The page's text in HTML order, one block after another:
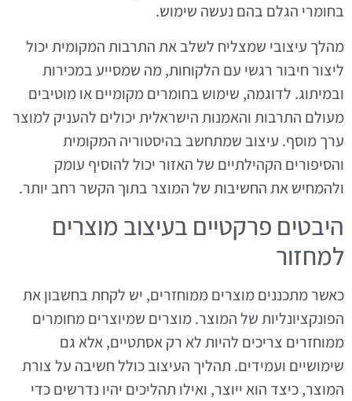
בחומרי הגלם בהם נעשה שימוש.
מהלך עיצובי שמצליח לשלב את התרבות המקומית יכול
ליצור חיבור רגשי עם הלקוחות, מה שמסייע במכירות
ובמיתוג. לדוגמה, שימוש בחומרים מקומיים או מוטיבים
מעולם התרבות והאמנות הישראלית יכולים להעניק למוצר
ערך מוסף. עיצוב שמתחשב בהיסטוריה המקומית
והסיפורים הקהילתיים של האזור יכול להוסיף עומק
ולהמחיש את החשיבות של המוצר בתוך הקשר רחב יותר.
היבטים פרקטיים בעיצוב מוצרים
למחזור
כאשר מתכננים מוצרים ממוחזרים, יש לקחת בחשבון את
הפונקציונליות של המוצר. מוצרים שמיוצרים מחומרים
ממוחזרים צריכים להיות לא רק אסתטיים, אלא גם
שימושיים ועמידים. תהליך העיצוב כולל חשיבה על צורת
המוצר, כיצד הוא ייוצר, ואילו תהליכים יהיו נדרשים כדי